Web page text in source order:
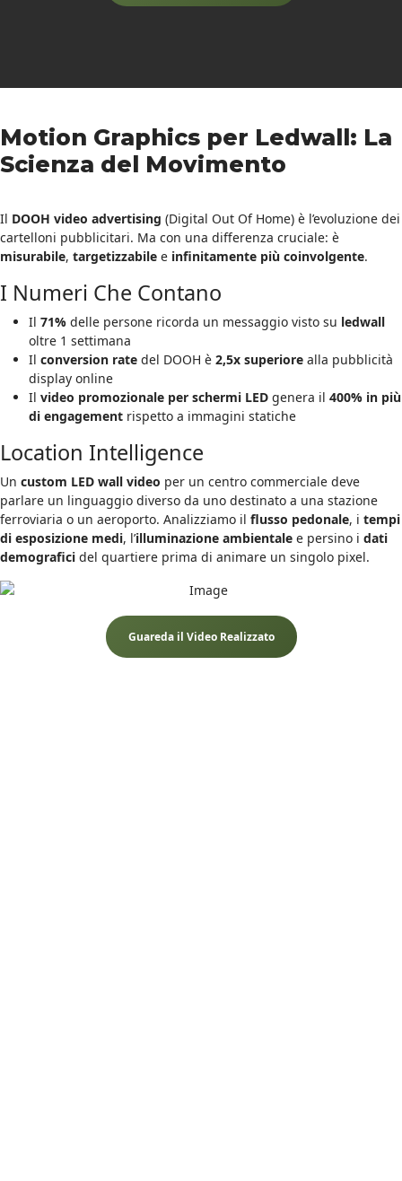
Motion Graphics per Ledwall: La
Scienza del Movimento
Il DOOH video advertising (Digital Out Of Home) è l’evoluzione dei
cartelloni pubblicitari. Ma con una differenza cruciale: è
misurabile, targetizzabile e infinitamente più coinvolgente.
I Numeri Che Contano
Il 71% delle persone ricorda un messaggio visto su ledwall
oltre 1 settimana
Il conversion rate del DOOH è 2,5x superiore alla pubblicità
display online
Il video promozionale per schermi LED genera il 400% in più
di engagement rispetto a immagini statiche
Location Intelligence
Un custom LED wall video per un centro commerciale deve
parlare un linguaggio diverso da uno destinato a una stazione
ferroviaria o un aeroporto. Analizziamo il flusso pedonale, i tempi
di esposizione medi, l’illuminazione ambientale e persino i dati
demografici del quartiere prima di animare un singolo pixel.
Guareda il Video Realizzato